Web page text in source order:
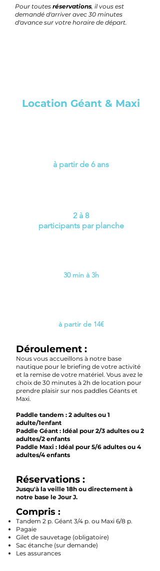
Pour toutes réservations, il vous est
demandé d'arriver avec 30 minutes
d'avance sur votre horaire de départ.
Location Géant & Maxi
à partir de 6 ans
2 à 8
participants par planche
30 min à 3h
à partir de 14€
Déroulement :
Nous vous accueillons à notre base
nautique pour le briefing de votre activité
et la remise de votre matériel. Vous avez le
choix de 30 minutes à 2h de location pour
prendre plaisir sur nos paddles Géants et
Maxi.
Paddle tandem : 2 adultes ou 1
adulte/1enfant
Paddle Géant : Idéal pour 2/3 adultes ou 2
adultes/2 enfants
Paddle Maxi : Idéal pour 5/6 adultes ou 4
adultes/4 enfants
Réservations :
Jusqu'à la veille 18h ou directement à
notre base le Jour J.
Compris :
Tandem 2 p. Géant 3/4 p. ou Maxi 6/8 p.
Pagaie
Gilet de sauvetage (obligatoire)
Sac étanche (sur demande)
Les assurances